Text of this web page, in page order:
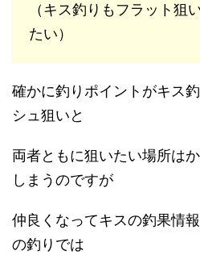
（キス釣りもフラット狙
たい）
確かに釣りポイントがキス
シュ狙いと
両者ともに狙いたい場所は
しまうのですが
仲良くなってキスの釣果情
の釣りでは